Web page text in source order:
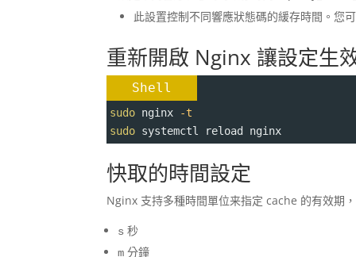
此設置控制不同響應狀態碼的緩存時間。您
重新開啟 Nginx 讓設定生
Shell
sudo nginx -t
sudo systemctl reload nginx
快取的時間設定
Nginx 支持多種時間單位来指定 cache 的有效期
s 秒
m 分鐘